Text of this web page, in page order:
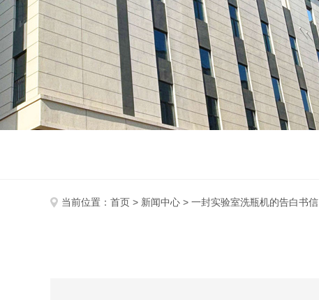
当前位置： 首页 > 新闻中心 > 一封实验室洗瓶机的告白书信